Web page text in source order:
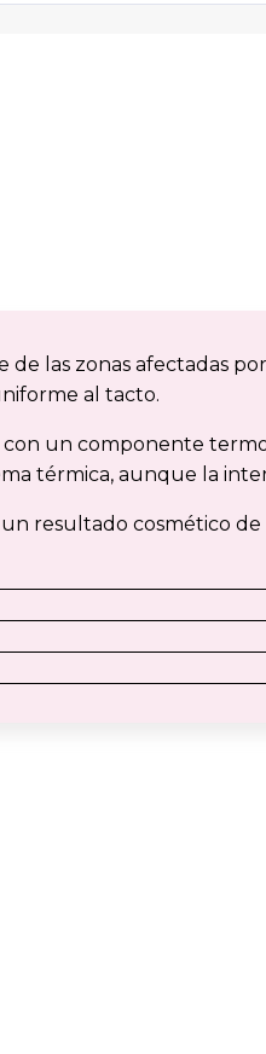
de las zonas afectadas
al tacto.
un componente
térmica, aunque la
resultado cosmético